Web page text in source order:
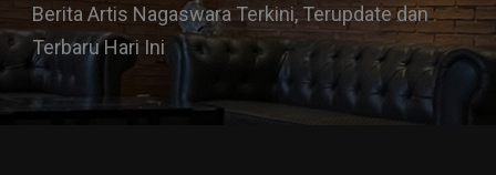
Berita Artis Nagaswara Terkini, Terupdate dan
Terbaru Hari Ini